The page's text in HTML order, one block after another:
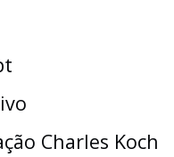
Charles Koch